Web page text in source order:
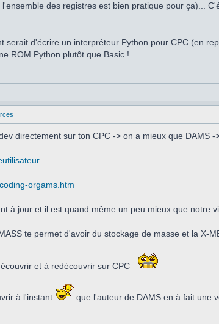
des registres est bien pratique pour ça)...
serait d'écrire un interpréteur Python pour CPC (en
ROM Python plutôt que Basic !
directement sur ton CPC -> on a mieux que DAMS -
orgams.htm
à jour et il est quand même un peu mieux que notre
te permet d'avoir du stockage de masse et la X-
et à redécouvrir sur CPC
à l'instant que l'auteur de DAMS en à fait une